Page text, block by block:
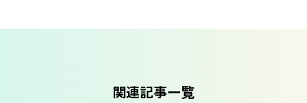
関連記事一覧